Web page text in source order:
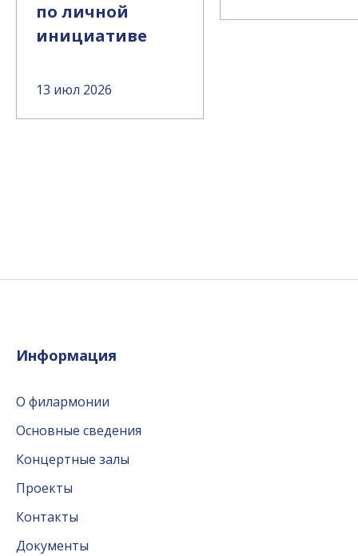
по личной
инициативе
13 июл 2026
Информация
О филармонии
Основные сведения
Концертные залы
Проекты
Контакты
Документы